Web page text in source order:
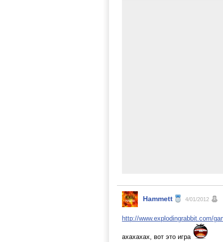
Hammett 4/01/2012
http://www.explodingrabbit.com/
ахахахах, вот это игра